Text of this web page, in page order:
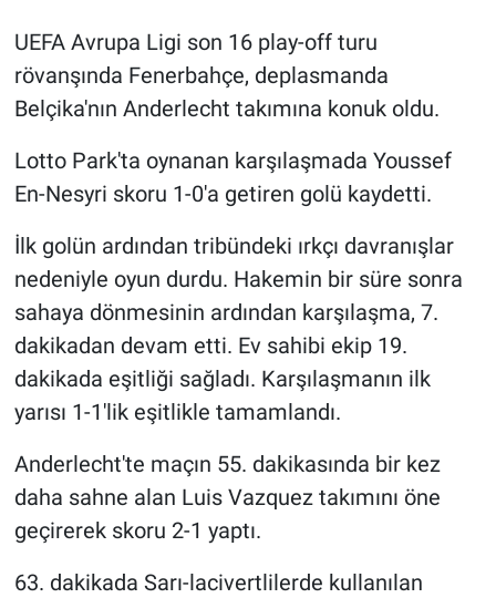
UEFA Avrupa Ligi son 16 play-off turu
rövanşında Fenerbahçe, deplasmanda
Belçika'nın Anderlecht takımına konuk oldu.
Lotto Park'ta oynanan karşılaşmada Youssef
En-Nesyri skoru 1-0'a getiren golü kaydetti.
İlk golün ardından tribündeki ırkçı davranışlar
nedeniyle oyun durdu. Hakemin bir süre sonra
sahaya dönmesinin ardından karşılaşma, 7.
dakikadan devam etti. Ev sahibi ekip 19.
dakikada eşitliği sağladı. Karşılaşmanın ilk
yarısı 1-1'lik eşitlikle tamamlandı.
Anderlecht'te maçın 55. dakikasında bir kez
daha sahne alan Luis Vazquez takımını öne
geçirerek skoru 2-1 yaptı.
63. dakikada Sarı-lacivertlilerde kullanılan
Gündem Özel
Günün görüntüsü
Haber
Kimdir
Koronavirüs
Kültür Sanat
Ne demişti
Nedir